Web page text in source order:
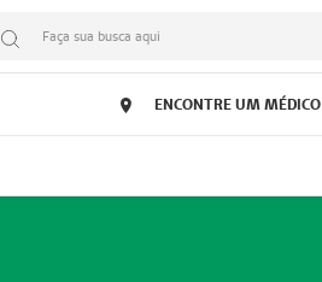
Faça sua busca aqui
ENCONTRE UM MÉDICO